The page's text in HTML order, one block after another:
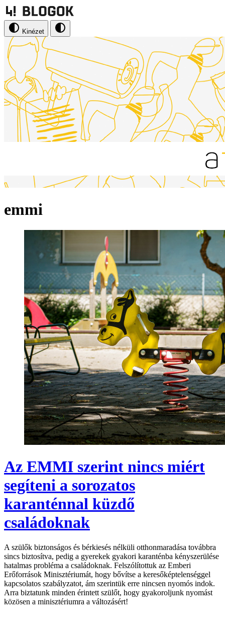
Kinézet
emmi
Az EMMI szerint nincs miért
segíteni a sorozatos
karanténnal küzdő
családoknak
A szülők biztonságos és bérkiesés nélküli otthonmaradása továbbra
sincs biztosítva, pedig a gyerekek gyakori karanténba kényszerülése
hatalmas probléma a családoknak. Felszólítottuk az Emberi
Erőforrások Minisztériumát, hogy bővítse a keresőképtelenséggel
kapcsolatos szabályzatot, ám szerintük erre nincsen nyomós indok.
Arra biztatunk minden érintett szülőt, hogy gyakoroljunk nyomást
közösen a minisztériumra a változásért!